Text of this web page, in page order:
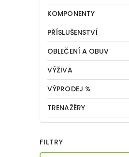
KOMPONENTY
PŘÍSLUŠENSTVÍ
OBLEČENÍ A OBUV
VÝŽIVA
VÝPRODEJ %
TRENAŽÉRY
FILTRY